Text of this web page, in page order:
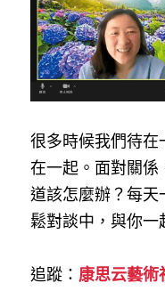
很多時候我們待在
在一起。面對關係
道該怎麼辦？每天
鬆對談中，與你一
追蹤： 康思云藝術